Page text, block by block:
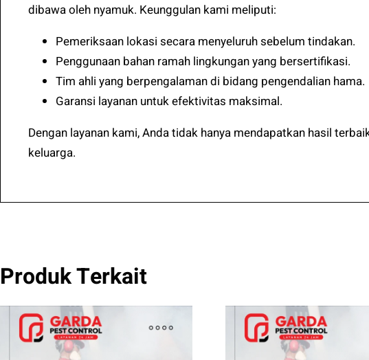
dibawa oleh nyamuk. Keunggulan kami meliputi:
Pemeriksaan lokasi secara menyeluruh sebelum tindakan.
Penggunaan bahan ramah lingkungan yang bersertifikasi.
Tim ahli yang berpengalaman di bidang pengendalian hama.
Garansi layanan untuk efektivitas maksimal.
Dengan layanan kami, Anda tidak hanya mendapatkan hasil
keluarga.
Produk Terkait